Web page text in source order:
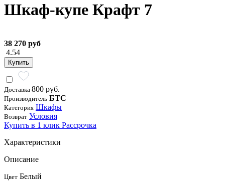
Шкаф-купе Крафт 7
38 270 руб
4.54
Купить
Доставка 800 руб.
Производитель БТС
Категория Шкафы
Возврат Условия
Купить в 1 клик Рассрочка
Характеристики
Описание
Цвет Белый